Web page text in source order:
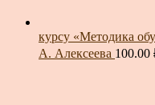
курсу «Методика
А. Алексеева 100.00